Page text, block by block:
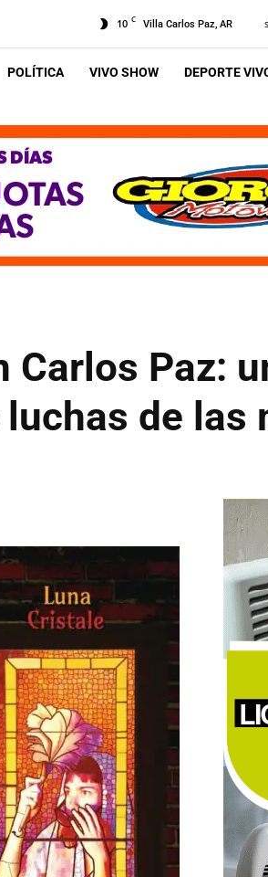
10 C Villa Carlos Paz, AR
POLÍTICA VIVO SHOW DEPORTE
Carlos Paz:
de las